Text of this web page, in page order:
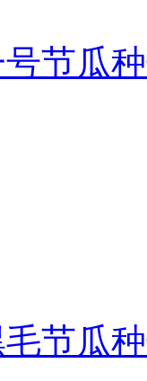
节瓜
节瓜